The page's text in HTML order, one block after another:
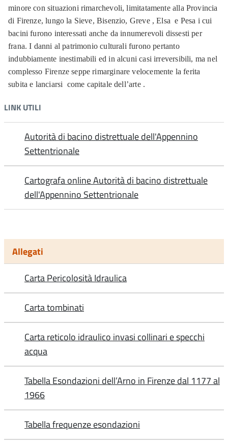
minore con situazioni rimarchevoli, limitatamente alla Provincia
di Firenze, lungo la Sieve, Bisenzio, Greve , Elsa e Pesa i cui
bacini furono interessati anche da innumerevoli dissesti per
frana. I danni al patrimonio culturali furono pertanto
indubbiamente inestimabili ed in alcuni casi irreversibili, ma nel
complesso Firenze seppe rimarginare velocemente la ferita
subita e lanciarsi come capitale dell’arte .
LINK UTILI
Autorità di bacino distrettuale dell'Appennino
Settentrionale
Cartografa online Autorità di bacino distrettuale
dell'Appennino Settentrionale
Allegati
Carta Pericolosità Idraulica
Carta tombinati
Carta reticolo idraulico invasi collinari e specchi
acqua
Tabella Esondazioni dell’Arno in Firenze dal 1177 al
1966
Tabella frequenze esondazioni